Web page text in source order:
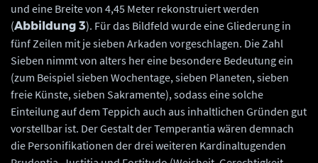
und eine Breite von 4,45 Meter rekonstruiert werden
(Abbildung 3). Für das Bildfeld wurde eine Gliederung in
fünf Zeilen mit je sieben Arkaden vorgeschlagen. Die Zahl
Sieben nimmt von alters her eine besondere Bedeutung ein
(zum Beispiel sieben Wochentage, sieben Planeten, sieben
freie Künste, sieben Sakramente), sodass eine solche
Einteilung auf dem Teppich auch aus inhaltlichen Gründen gut
vorstellbar ist. Der Gestalt der Temperantia wären demnach
die Personifikationen der drei weiteren Kardinaltugenden